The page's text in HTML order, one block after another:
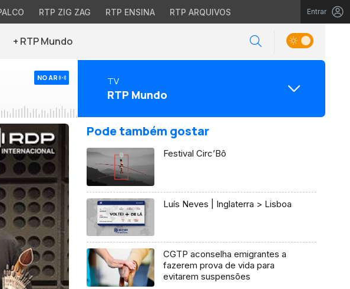
RTP ZIG ZAG RTP ENSINA RTP ARQUIVOS Entrar
+ RTP Mundo
NO AR TV
RTP Mundo
Pode também gostar
Festival Circ’Bô
Luís Neves | Inglaterra > Lisboa
CGTP aconselha emigrantes a
fazerem prova de vida para
evitarem suspensões